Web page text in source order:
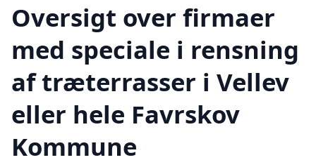
Oversigt over firmaer
med speciale i rensning
af træterrasser i Vellev
eller hele Favrskov
Kommune